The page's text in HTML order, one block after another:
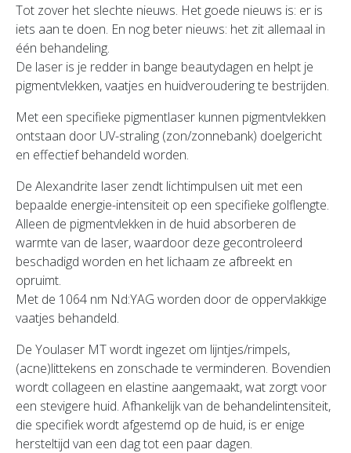
Tot zover het slechte nieuws. Het goede nieuws is: er is
iets aan te doen. En nog beter nieuws: het zit allemaal in
één behandeling.
De laser is je redder in bange beautydagen en helpt je
pigmentvlekken, vaatjes en huidveroudering te bestrijden.
Met een specifieke pigmentlaser kunnen pigmentvlekken
ontstaan door UV-straling (zon/zonnebank) doelgericht
en effectief behandeld worden.
De Alexandrite laser zendt lichtimpulsen uit met een
bepaalde energie-intensiteit op een specifieke golflengte.
Alleen de pigmentvlekken in de huid absorberen de
warmte van de laser, waardoor deze gecontroleerd
beschadigd worden en het lichaam ze afbreekt en
opruimt.
Met de 1064 nm Nd:YAG worden door de oppervlakkige
vaatjes behandeld.
De Youlaser MT wordt ingezet om lijntjes/rimpels,
(acne)littekens en zonschade te verminderen. Bovendien
wordt collageen en elastine aangemaakt, wat zorgt voor
een stevigere huid. Afhankelijk van de behandelintensiteit,
die specifiek wordt afgestemd op de huid, is er enige
hersteltijd van een dag tot een paar dagen.